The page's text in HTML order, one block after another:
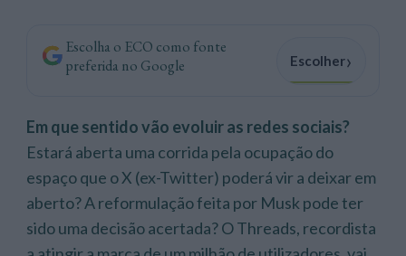
Escolha o ECO como fonte
preferida no Google
Escolher›
Em que sentido vão evoluir as redes sociais?
Estará aberta uma corrida pela ocupação do
espaço que o X (ex-Twitter) poderá vir a deixar em
aberto? A reformulação feita por Musk pode ter
sido uma decisão acertada? O Threads, recordista